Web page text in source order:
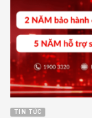
TIN TỨC